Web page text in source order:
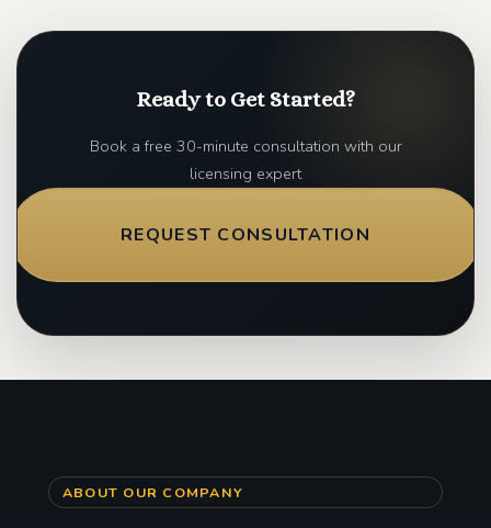
Ready to Get Started?
Book a free 30-minute consultation with our
licensing expert
REQUEST CONSULTATION
ABOUT OUR COMPANY